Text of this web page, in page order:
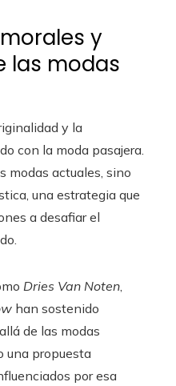
y
las modas
y la
con la moda pasajera.
modas actuales, sino
una estrategia que
a desafiar el
Dries Van Noten,
han sostenido
de las modas
una propuesta
por esa